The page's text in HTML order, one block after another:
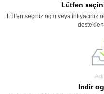
Lütfen
Lütfen seçiniz ogm veya ihtiyacınız
Indir